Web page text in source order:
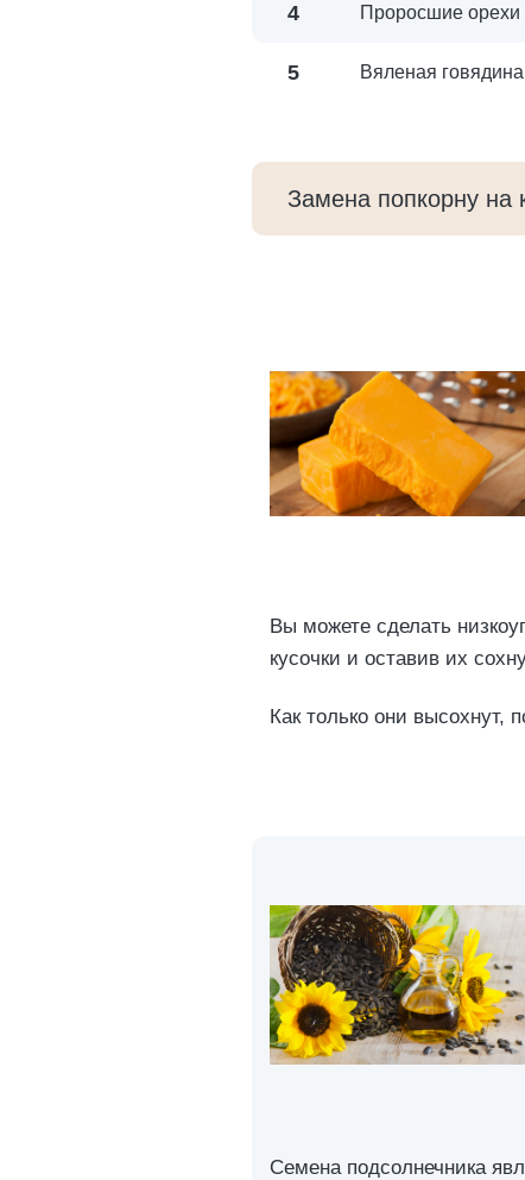
4 Проросшие орехи
5 Вяленая говядина
Замена попкорну на
Вы можете сделать
кусочки и оставив их
Как только они высохнут,
Семена подсолнечника